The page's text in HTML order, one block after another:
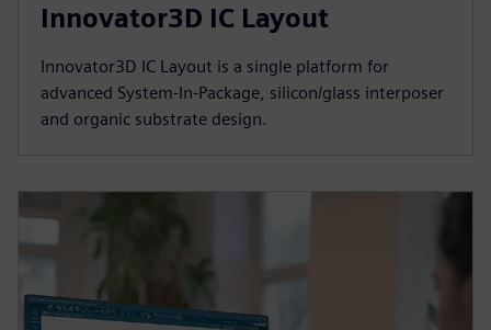
Innovator3D IC Layout
Innovator3D IC Layout is a single platform for
advanced System-In-Package, silicon/glass interposer
and organic substrate design.